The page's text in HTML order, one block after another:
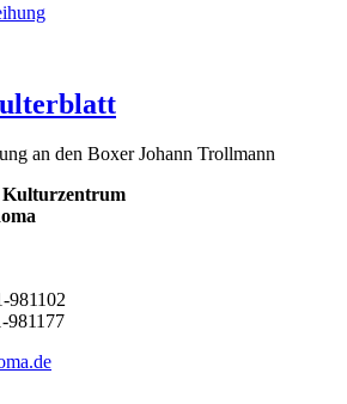
an den Boxer Johann Trollmann
Kulturzentrum
981102
981177